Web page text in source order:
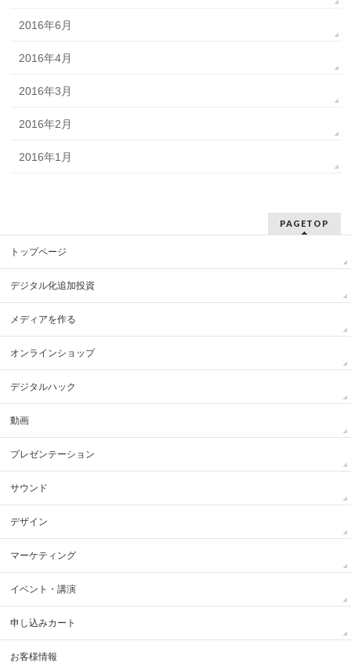
2016年6月
2016年4月
2016年3月
2016年2月
2016年1月
PAGETOP
トップページ
デジタル化追加投資
メディアを作る
オンラインショップ
デジタルハック
動画
プレゼンテーション
サウンド
デザイン
マーケティング
イベント・講演
申し込みカート
お客様情報